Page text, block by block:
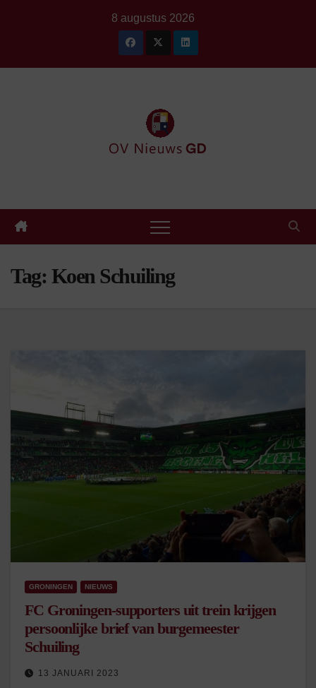
8 augustus 2026
Tag: Koen Schuiling
GRONINGEN NIEUWS
FC Groningen-supporters uit trein krijgen
persoonlijke brief van burgemeester
Schuiling
13 JANUARI 2023